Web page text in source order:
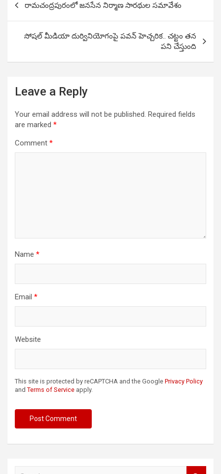
navigation
రామచంద్రపురంలో జనసేన నిర్మాణ సారథుల సమావేశం
సోషల్ మీడియా దుర్వినియోగంపై పవన్ హెచ్చరిక.. చట్టం తన
పని చేస్తుంది
Leave a Reply
Your email address will not be published. Required fields
are marked *
Comment *
Name *
Email *
Website
This site is protected by reCAPTCHA and the Google Privacy Policy
and Terms of Service apply.